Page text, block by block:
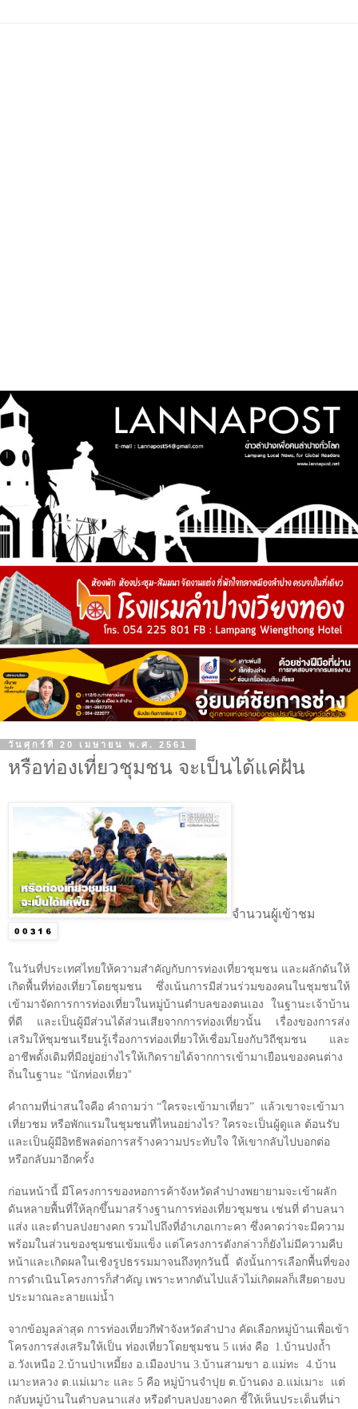
วันศุกร์ที่ 20 เมษายน พ.ศ. 2561
หรือท่องเที่ยวชุมชน จะเป็นได้แค่ฝัน
จำนวนผู้เข้าชม
ในวันที่ประเทศไทยให้ความสำคัญกับการท่องเที่ยวชุมชน และผลักดันให้
เกิดพื้นที่ท่องเที่ยวโดยชุมชน ซึ่งเน้นการมีส่วนร่วมของคนในชุมชนให้
เข้ามาจัดการการท่องเที่ยวในหมู่บ้านตำบลของตนเอง ในฐานะเจ้าบ้าน
ที่ดี และเป็นผู้มีส่วนได้ส่วนเสียจากการท่องเที่ยวนั้น เรื่องของการส่ง
เสริมให้ชุมชนเรียนรู้เรื่องการท่องเที่ยวให้เชื่อมโยงกับวิถีชุมชน และ
อาชีพดั้งเดิมที่มีอยู่อย่างไรให้เกิดรายได้จากการเข้ามาเยือนของคนต่าง
ถิ่นในฐานะ “นักท่องเที่ยว”
คำถามที่น่าสนใจคือ คำถามว่า “ใครจะเข้ามาเที่ยว” แล้วเขาจะเข้ามา
เที่ยวชม หรือพักแรมในชุมชนที่ไหนอย่างไร? ใครจะเป็นผู้ดูแล ต้อนรับ
และเป็นผู้มีอิทธิพลต่อการสร้างความประทับใจ ให้เขากลับไปบอกต่อ
หรือกลับมาอีกครั้ง
ก่อนหน้านี้ มีโครงการของหอการค้าจังหวัดลำปางพยายามจะเข้าผลัก
ดันหลายพื้นที่ให้ลุกขึ้นมาสร้างฐานการท่องเที่ยวชุมชน เช่นที่ ตำบลนา
แส่ง และตำบลปงยางคก รวมไปถึงที่อำเภอเกาะคา ซึ่งคาดว่าจะมีความ
พร้อมในส่วนของชุมชนเข้มแข็ง แต่โครงการดังกล่าวก็ยังไม่มีความคืบ
หน้าและเกิดผลในเชิงรูปธรรมมาจนถึงทุกวันนี้
ดังนั้นการเลือกพื้นที่ของ
การดำเนินโครงการก็สำคัญ เพราะหากดันไปแล้วไม่เกิดผลก็เสียดายงบ
ประมาณละลายแม่น้ำ
จากข้อมูลล่าสุด การท่องเที่ยวกีฬาจังหวัดลำปาง คัดเลือกหมู่บ้านเพื่อเข้า
โครงการส่งเสริมให้เป็น ท่องเที่ยวโดยชุมชน 5 แห่ง คือ 1. บ้านปงถ้ำ
อ.วังเหนือ 2. บ้านป่าเหมี้ยง อ.เมืองปาน 3. บ้านสามขา อ.แม่ทะ 4. บ้าน
เมาะหลวง ต.แม่เมาะ และ 5 คือ หมู่บ้านจำปุย ต.บ้านดง อ.แม่เมาะ
แต่
กลับหมู่บ้านในตำบลนาแส่ง หรือตำบลปงยางคก ชี้ให้เห็นประเด็นที่น่า